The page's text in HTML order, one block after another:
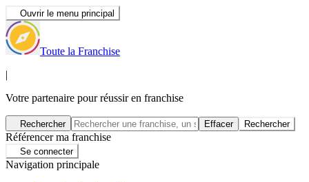
Ouvrir le menu principal
Toute la Franchise
|
Votre partenaire pour réussir en franchise
Rechercher Effacer Rechercher
Référencer ma franchise
Se connecter
Navigation principale